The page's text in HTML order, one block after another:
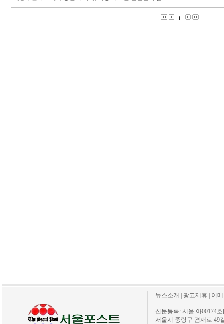
1
뉴스소개 광고제휴 이
신문등록: 서울 아00174
서울시 중랑구 겸재로 49